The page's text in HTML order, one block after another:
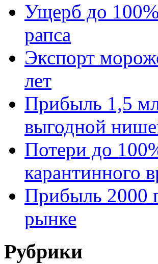
Ущерб до
рапса
Экспорт
лет
Прибыль 1,5
выгодной
Потери до
карантинного
Прибыль 2000
рынке
Рубрики